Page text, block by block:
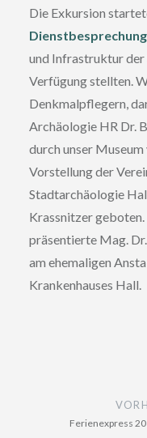
Die Exkursion
Dienstbesprechung
und Infrastruktur
Verfügung stellten.
Denkmalpflegern,
Archäologie HR Dr.
durch unser
Vorstellung der
Stadtarchäologie
Krassnitzer geboten.
präsentierte Mag.
am ehemaligen
Krankenhauses Hall.
Ferienexpress